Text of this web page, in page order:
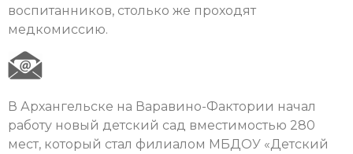
воспитанников, столько же проходят
медкомиссию.
В Архангельске на Варавино-Фактории начал
работу новый детский сад вместимостью 280
мест, который стал филиалом МБДОУ «Детский